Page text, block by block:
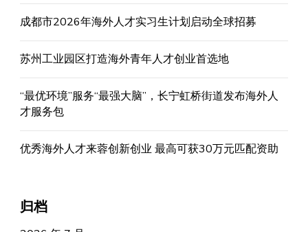
成都市2026年海外人才实习生计划启动全球招募
苏州工业园区打造海外青年人才创业首选地
“最优环境”服务“最强大脑”，长宁虹桥街道发布海外人
才服务包
优秀海外人才来蓉创新创业 最高可获30万元匹配资助
归档